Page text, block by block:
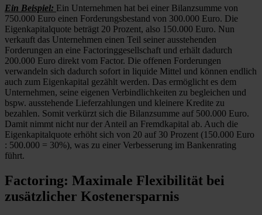
Ein Beispiel: Ein Unternehmen hat bei einer Bilanzsumme von
750.000 Euro einen Forderungsbestand von 300.000 Euro. Die
Eigenkapitalquote beträgt 20 Prozent, also 150.000 Euro. Nun
verkauft das Unternehmen einen Teil seiner ausstehenden
Forderungen an eine Factoringgesellschaft und erhält dadurch
200.000 Euro direkt vom Factor. Die offenen Forderungen
verwandeln sich dadurch sofort in liquide Mittel und können endlich
auch zum Eigenkapital gezählt werden. Das ermöglicht es dem
Unternehmen, seine eigenen Verbindlichkeiten zu begleichen und
bspw. ausstehende Lieferzahlungen und kleinere Kredite zu
bezahlen. Somit verkürzt sich die Bilanzsumme auf 500.000 Euro.
Damit nimmt nicht nur der Anteil an Fremdkapital ab. Auch die
Eigenkapitalquote erhöht sich von 20 auf 30 Prozent (150.000 Euro
: 500.000 = 30%), was zu einer Verbesserung im Bankenrating
führt.
Factoring: Maximale Flexibilität bei
zusätzlicher Kostenersparnis